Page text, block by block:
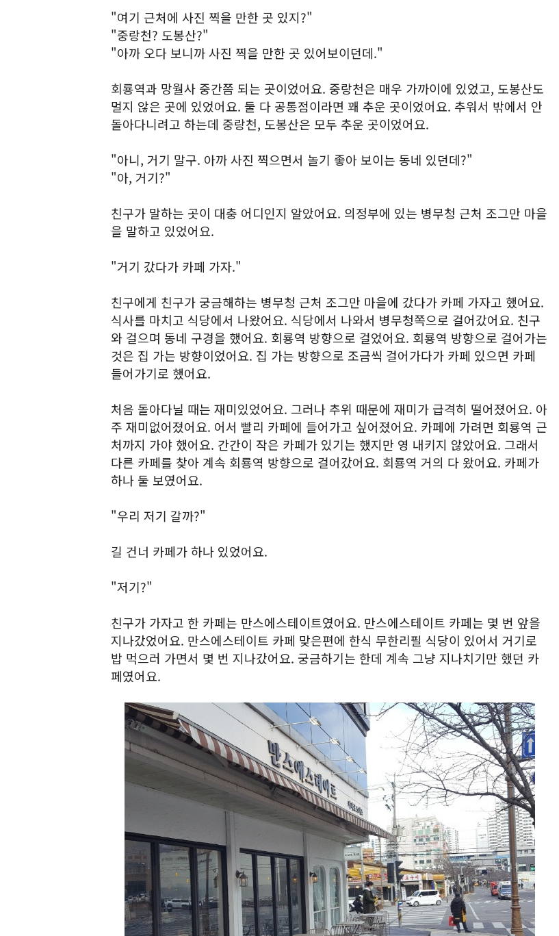
"여기 근처에 사진 찍을 만한 곳 있지?"
"중랑천? 도봉산?"
"아까 오다 보니까 사진 찍을 만한 곳 있어보이던데."
회룡역과 망월사 중간쯤 되는 곳이었어요. 중랑천은 매우 가까이에 있었고, 도봉산도
멀지 않은 곳에 있었어요. 둘 다 공통점이라면 꽤 추운 곳이었어요. 추워서 밖에서 안
돌아다니려고 하는데 중랑천, 도봉산은 모두 추운 곳이었어요.
"아니, 거기 말구. 아까 사진 찍으면서 놀기 좋아 보이는 동네 있던데?"
"아, 거기?"
친구가 말하는 곳이 대충 어디인지 알았어요. 의정부에 있는 병무청 근처 조그만 마을
을 말하고 있었어요.
"거기 갔다가 카페 가자."
친구에게 친구가 궁금해하는 병무청 근처 조그만 마을에 갔다가 카페 가자고 했어요.
식사를 마치고 식당에서 나왔어요. 식당에서 나와서 병무청쪽으로 걸어갔어요. 친구
와 걸으며 동네 구경을 했어요. 회룡역 방향으로 걸었어요. 회룡역 방향으로 걸어가는
것은 집 가는 방향이었어요. 집 가는 방향으로 조금씩 걸어가다가 카페 있으면 카페
들어가기로 했어요.
처음 돌아다닐 때는 재미있었어요. 그러나 추위 때문에 재미가 급격히 떨어졌어요. 아
주 재미없어졌어요. 어서 빨리 카페에 들어가고 싶어졌어요. 카페에 가려면 회룡역 근
처까지 가야 했어요. 간간이 작은 카페가 있기는 했지만 영 내키지 않았어요. 그래서
다른 카페를 찾아 계속 회룡역 방향으로 걸어갔어요. 회룡역 거의 다 왔어요. 카페가
하나 둘 보였어요.
"우리 저기 갈까?"
길 건너 카페가 하나 있었어요.
"저기?"
친구가 가자고 한 카페는 만스에스테이트였어요. 만스에스테이트 카페는 몇 번 앞을
지나갔었어요. 만스에스테이트 카페 맞은편에 한식 무한리필 식당이 있어서 거기로
밥 먹으러 가면서 몇 번 지나갔어요. 궁금하기는 한데 계속 그냥 지나치기만 했던 카
페였어요.